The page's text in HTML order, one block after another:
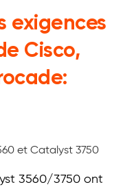
exigences
Cisco,
et Catalyst 3750
3560/3750 ont